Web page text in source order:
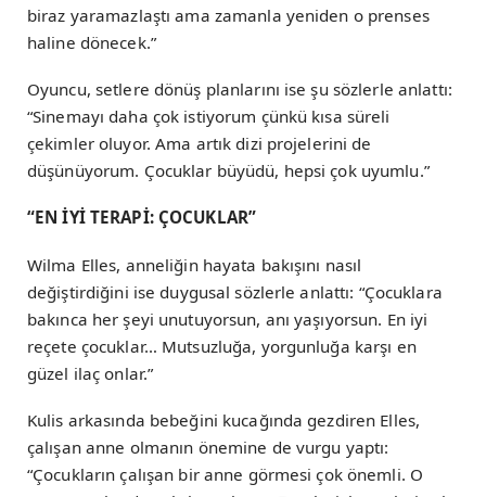
biraz yaramazlaştı ama zamanla yeniden o prenses
haline dönecek.”
Oyuncu, setlere dönüş planlarını ise şu sözlerle anlattı:
“Sinemayı daha çok istiyorum çünkü kısa süreli
çekimler oluyor. Ama artık dizi projelerini de
düşünüyorum. Çocuklar büyüdü, hepsi çok uyumlu.”
“EN İYİ TERAPİ: ÇOCUKLAR”
Wilma Elles, anneliğin hayata bakışını nasıl
değiştirdiğini ise duygusal sözlerle anlattı: “Çocuklara
bakınca her şeyi unutuyorsun, anı yaşıyorsun. En iyi
reçete çocuklar… Mutsuzluğa, yorgunluğa karşı en
güzel ilaç onlar.”
Kulis arkasında bebeğini kucağında gezdiren Elles,
çalışan anne olmanın önemine de vurgu yaptı:
“Çocukların çalışan bir anne görmesi çok önemli. O